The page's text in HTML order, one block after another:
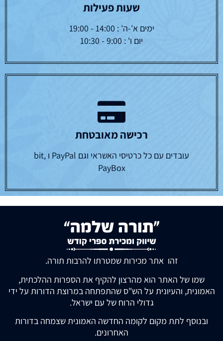
שעות פעילות
ימים א'-ה' : 14:00 - 19:00
יום ו' : 9:00 - 10:30
רכישה מאובטחת
עובדים עם כל כרטיסי האשראי וגם PayPal ו bit,
PayBox
זהו אתר מכירות שמטרתו להרבות תורה.
שמו של האתר הוא מהרצון להקיף את הספרות ההלכתית,
האמונית, והעיונית על הש"ס שהתפתחה במרוצת הדורות על ידי
גדולי הרוח של עם ישראל.
ובנוסף לתת מקום לקומה החדשה האמונית שצמחה בדורות
האחרונים.